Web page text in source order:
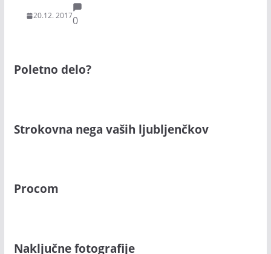
20.12. 20170
Poletno delo?
Strokovna nega vaših ljubljenčkov
Procom
Naključne fotografije